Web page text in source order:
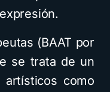
(BAAT por
se trata de un
como